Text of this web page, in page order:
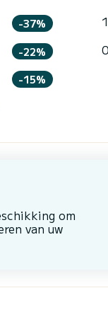
-37%
-22%
-15%
om
van uw